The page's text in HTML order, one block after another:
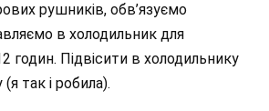
рушників, обв’язуємо
в холодильник для
годин. Підвісити в холодильнику
так і робила).